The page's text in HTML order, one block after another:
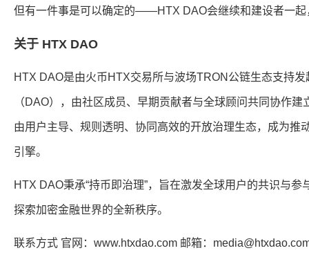
但有一件事是可以确定的——HTX DAO会继续和建设者一起
关于 HTX DAO
HTX DAO是由火币HTX交易所与波场TRON公链生态支持
（DAO），由社区成员、早期贡献者与全球顾问共同协作
由用户主导、规则透明、协同高效的开放治理生态，成为推
引擎。
HTX DAO秉承“持币即治理”，旨在激发全球用户的共识与
探索加密金融世界的全新秩序。
联系方式 官网：www.htxdao.com 邮箱：